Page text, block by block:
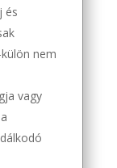
és
nem
vagy